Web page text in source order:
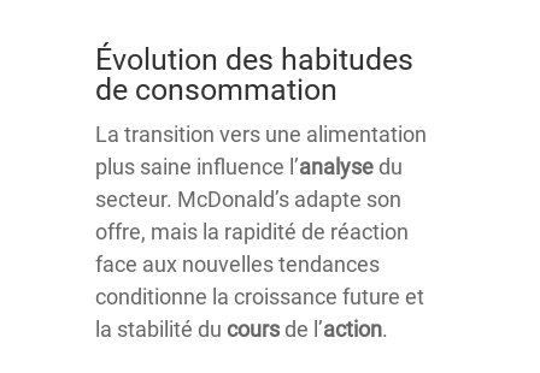
Évolution des habitudes
de consommation
La transition vers une alimentation
plus saine influence l’analyse du
secteur. McDonald’s adapte son
offre, mais la rapidité de réaction
face aux nouvelles tendances
conditionne la croissance future et
la stabilité du cours de l’action.